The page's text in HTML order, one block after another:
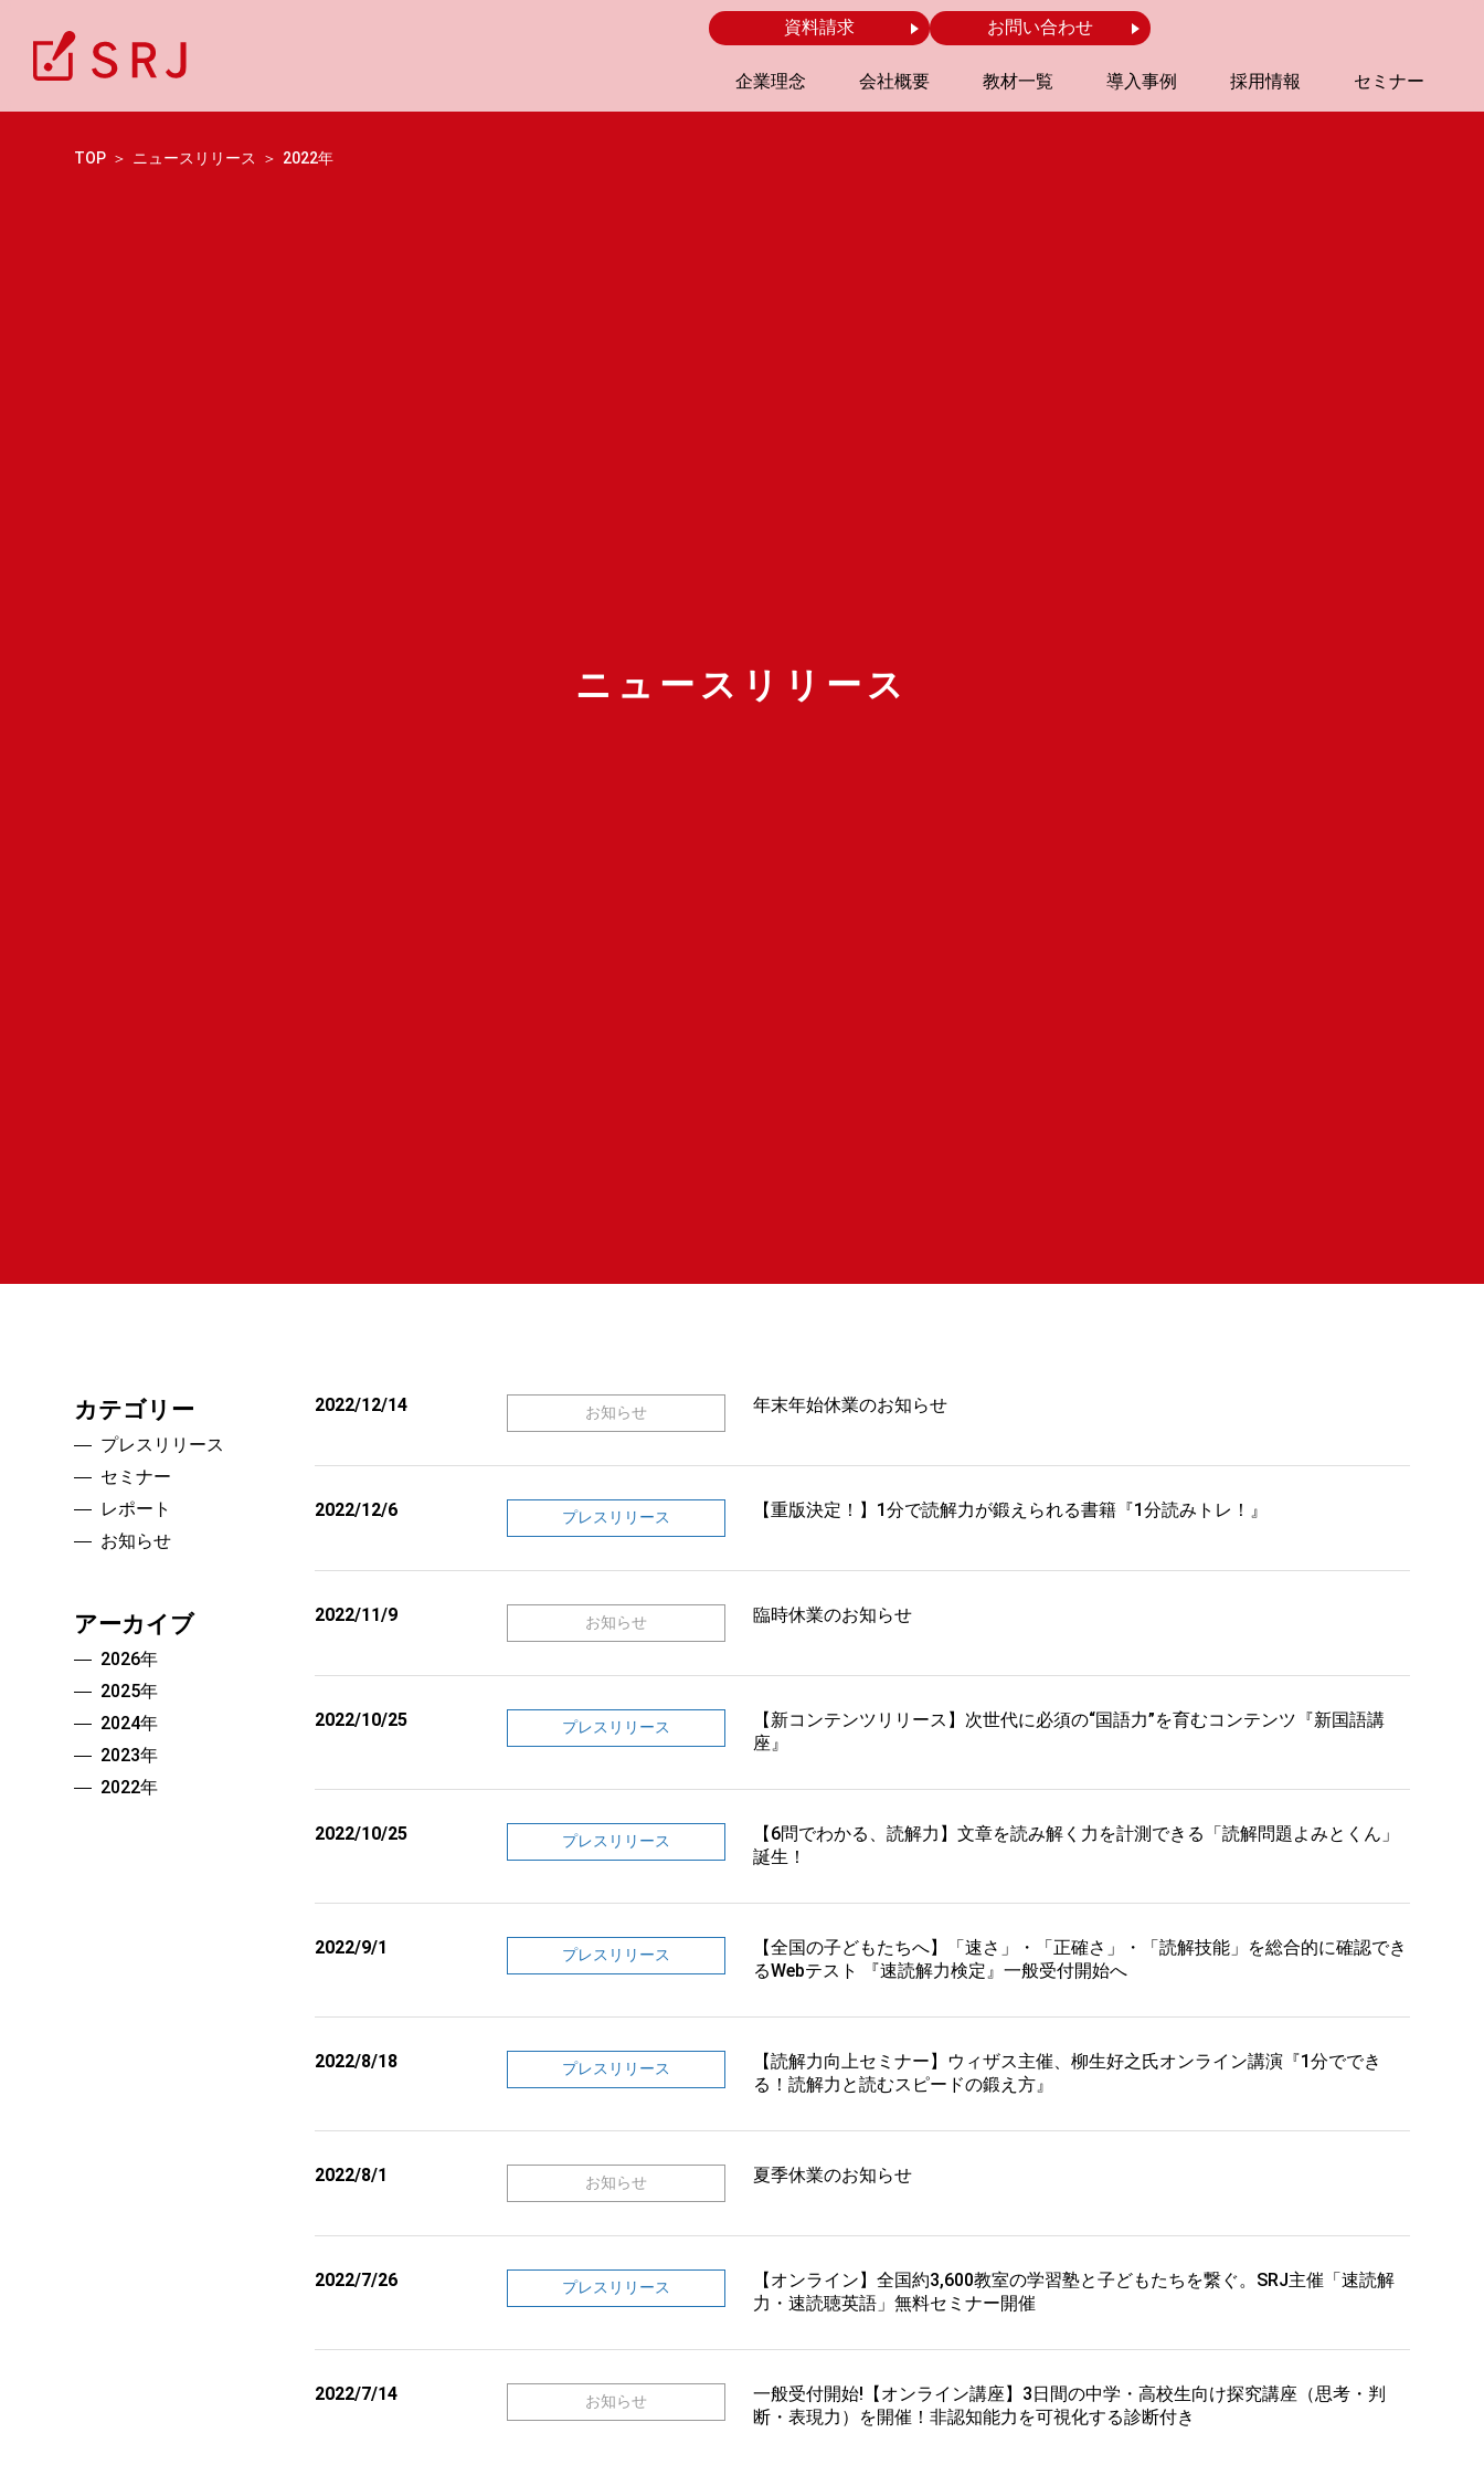
資料請求 お問い合わせ
企業理念 会社概要 教材一覧 導入事例 採用情報 セミナー
TOP ニュースリリース 2022年
ニュースリリース
2022/12/14 お知らせ 年末年始休業のお知らせ
2022/12/6 プレスリリース 【重版決定！】1分で読解力が鍛えられる書籍『1分読みトレ！』
2022/11/9 お知らせ 臨時休業のお知らせ
2022/10/25 プレスリリース
【新コンテンツリリース】次世代に必須の“国語力”を育むコンテンツ『新国語講
座』
2022/10/25 プレスリリース
【6問でわかる、読解力】文章を読み解く力を計測できる「読解問題よみとくん」
誕生！
2022/9/1 プレスリリース
【全国の子どもたちへ】「速さ」・「正確さ」・「読解技能」を総合的に確認でき
るWebテスト 『速読解力検定』一般受付開始へ
2022/8/18 プレスリリース
【読解力向上セミナー】ウィザス主催、柳生好之氏オンライン講演『1分ででき
る！読解力と読むスピードの鍛え方』
2022/8/1 お知らせ 夏季休業のお知らせ
2022/7/26 プレスリリース
【オンライン】全国約3,600教室の学習塾と子どもたちを繋ぐ。SRJ主催「速読解
力・速読聴英語」無料セミナー開催
2022/7/14 お知らせ
一般受付開始!【オンライン講座】3日間の中学・高校生向け探究講座（思考・判
断・表現力）を開催！非認知能力を可視化する診断付き
カテゴリー
プレスリリース
セミナー
レポート
お知らせ
アーカイブ
2026年
2025年
2024年
2023年
2022年